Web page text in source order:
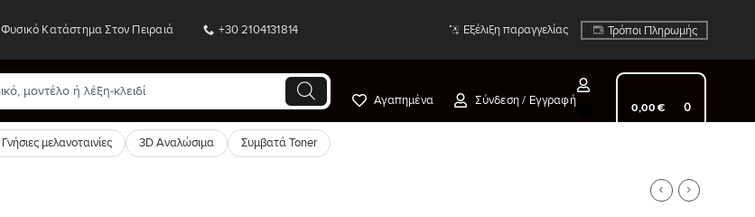
Φυσικό Κατάστημα Στον Πειραιά +30 2104131814 Εξέλιξη παραγγελίας Τρόποι Πληρωμής
Αγαπημένα Σύνδεση / Εγγραφή
0,00 € 0
Γνήσιες μελανοταινίες 3D Αναλώσιμα Συμβατά Toner